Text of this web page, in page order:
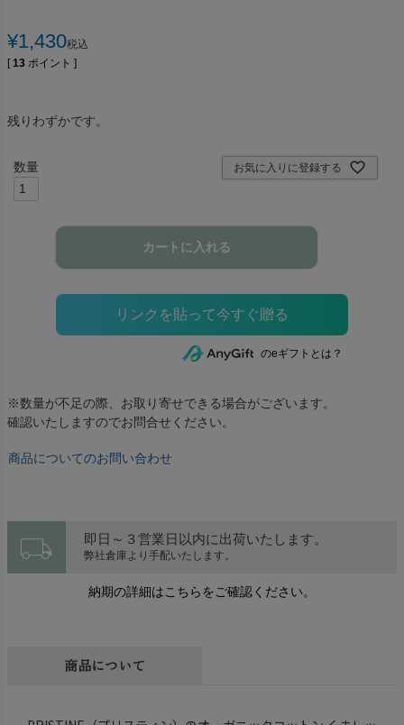
¥1,430税込
[ 13 ポイント ]
残りわずかです。
お気に入りに登録する
カートに入れる
のeギフトとは？
※数量が不足の際、お取り寄せできる場合がございます。
確認いたしますのでお問合せください。
商品についてのお問い合わせ
local_shipping 即日～３営業日以内に出荷いたします。
弊社倉庫より手配いたします。
納期の詳細はこちらをご確認ください。
商品について